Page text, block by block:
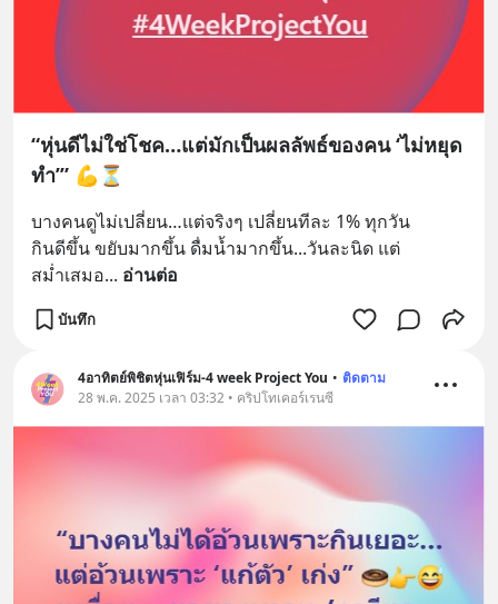
“หุ่นดีไม่ใช่โชค…แต่มักเป็นผลลัพธ์ของคน ‘ไม่หยุด
ทำ’” 💪⏳
บางคนดูไม่เปลี่ยน…แต่จริงๆ เปลี่ยนทีละ 1% ทุกวัน
กินดีขึ้น ขยับมากขึ้น ดื่มน้ำมากขึ้น...วันละนิด แต่
สม่ำเสมอ... อ่านต่อ
บันทึก
4อาทิตย์พิชิตหุ่นเฟิร์ม-4 week Project You • ติดตาม
28 พ.ค. 2025 เวลา 03:32 • คริปโทเคอร์เรนซี